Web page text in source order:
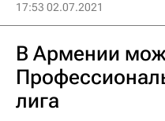
17:53 02.07.2021
В Армении
лига